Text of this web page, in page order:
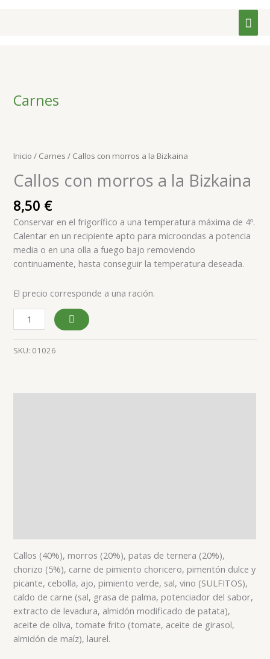
Carnes
Inicio / Carnes / Callos con morros a la Bizkaina
Callos con morros a la Bizkaina
8,50 €
Conservar en el frigorífico a una temperatura máxima de 4º.
Calentar en un recipiente apto para microondas a potencia
media o en una olla a fuego bajo removiendo
continuamente, hasta conseguir la temperatura deseada.
El precio corresponde a una ración.
morros
la
cantidad
SKU: 01026
Callos (40%), morros (20%), patas de ternera (20%),
chorizo (5%), carne de pimiento choricero, pimentón dulce y
picante, cebolla, ajo, pimiento verde, sal, vino (SULFITOS),
caldo de carne (sal, grasa de palma, potenciador del sabor,
extracto de levadura, almidón modificado de patata),
aceite de oliva, tomate frito (tomate, aceite de girasol,
almidón de maíz), laurel.